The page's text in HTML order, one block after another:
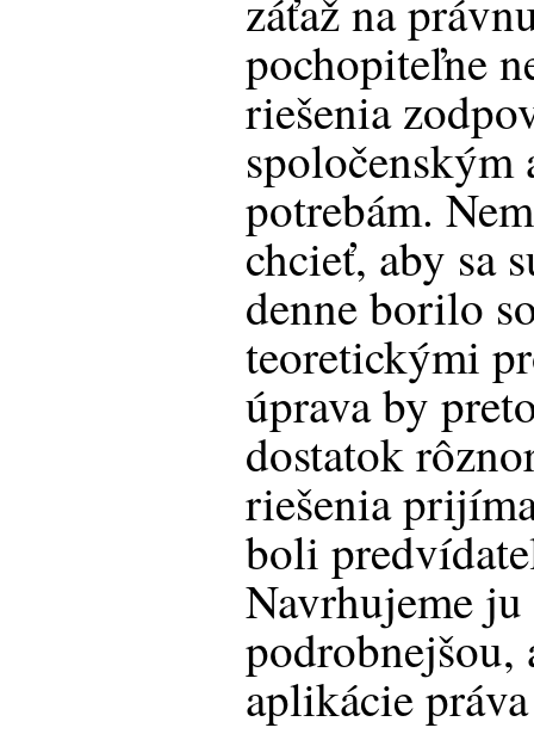
záťaž na
pochopiteľne
riešenia
potrebám.
chcieť, aby sa
denne borilo
teoretickými
úprava by
dostatok
riešenia
boli
Navrhujeme
podrobnejšou,
aplikácie